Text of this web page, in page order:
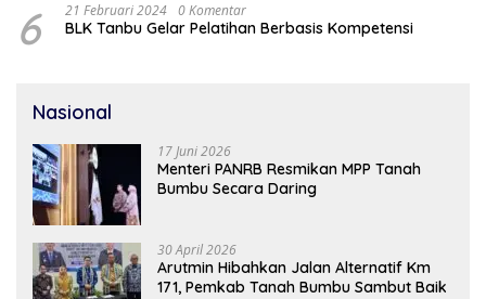
6 21 Februari 2024 0 Komentar
BLK Tanbu Gelar Pelatihan Berbasis Kompetensi
Nasional
17 Juni 2026
Menteri PANRB Resmikan MPP Tanah
Bumbu Secara Daring
30 April 2026
Arutmin Hibahkan Jalan Alternatif Km
171, Pemkab Tanah Bumbu Sambut Baik